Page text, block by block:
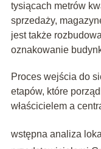
tysiącach metrów
sprzedaży,
jest także
oznakowanie
Proces wejścia do
etapów, które
właścicielem a
wstępna analiza